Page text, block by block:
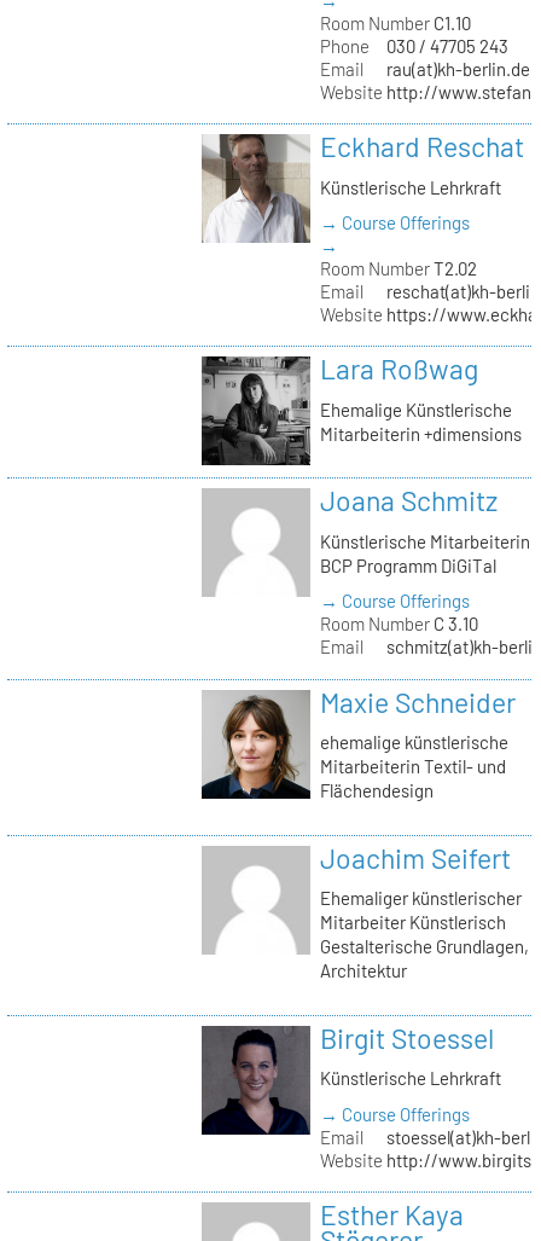
Room NumberC1.10
Phone
030 / 47705 243
Email
rau(at)kh-berlin.de
Website http://
Eckhard Reschat
Künstlerische Lehrkraft
→ Course Offerings
→
Room NumberT2.02
Email
reschat(at)kh-
Website https://
Lara Roßwag
Ehemalige Künstlerische
Mitarbeiterin +dimensions
Joana Schmitz
Künstlerische Mitarbeiterin
BCP Programm DiGiTal
→ Course Offerings
Room NumberC 3.10
Email
schmitz(at)kh-
Maxie Schneider
ehemalige künstlerische
Mitarbeiterin Textil- und
Flächendesign
Joachim Seifert
Ehemaliger künstlerischer
Mitarbeiter Künstlerisch
Gestalterische Grundlagen,
Architektur
Birgit Stoessel
Künstlerische Lehrkraft
→ Course Offerings
Email
stoessel(at)kh-
Website http://
Esther Kaya